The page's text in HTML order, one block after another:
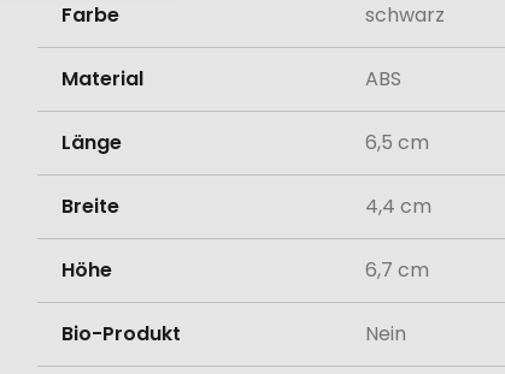
Farbe schwarz
Material ABS
Länge 6,5 cm
Breite 4,4 cm
Höhe 6,7 cm
Bio-Produkt Nein